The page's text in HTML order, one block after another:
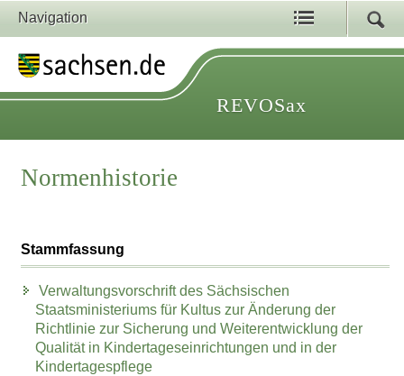
Navigation
REVOSax
Normenhistorie
Stammfassung
Verwaltungsvorschrift des Sächsischen
Staatsministeriums für Kultus zur Änderung der
Richtlinie zur Sicherung und Weiterentwicklung der
Qualität in Kindertageseinrichtungen und in der
Kindertagespflege